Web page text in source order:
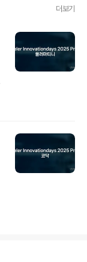
더보기